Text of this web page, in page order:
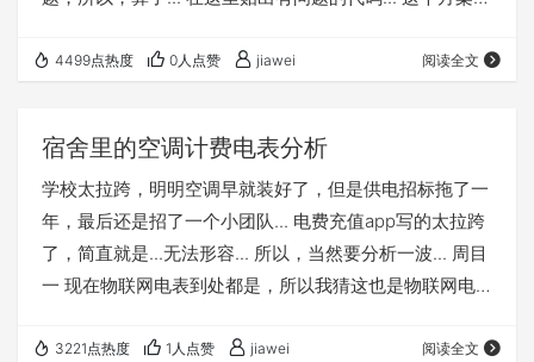
postman，很多人知道postman，但是不知道他的好兄弟
行的插件。 Newman 可以方便地运行和测试集合，
并用…
4499点热度 0人点赞 jiawei 阅读全文
宿舍里的空调计费电表分析
学校太拉跨，明明空调早就装好了，但是供电招标拖了一
年，最后还是招了一个小团队... 电费充值app写的太拉跨
了，简直就是...无法形容... 所以，当然要分析一波... 周目
一 现在物联网电表到处都是，所以我猜这也是物联网电
绝对不会徒增一个无线模块的，并且电费下发到电表需要
3221点热度 1人点赞 jiawei 阅读全文